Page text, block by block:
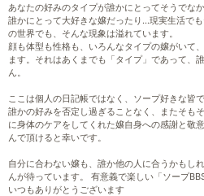
あなたの好みのタイプが誰かにとってそうでな
誰かにとって大好きな嬢だったり…現実生活で
の世界でも、そんな現象は溢れています。
顔も体型も性格も、いろんなタイプの嬢がいて
ます。それはあくまでも「タイプ」であって、
ん。
ここは個人の日記帳ではなく、ソープ好きな皆
誰かの好みを否定し過ぎることなく、またそも
に身体のケアをしてくれた嬢自身への感謝と敬
んで頂けると幸いです。
自分に合わない嬢も、誰か他の人に合うかもし
んが待っています。 有意義で楽しい「ソープ
いつもありがとうございます